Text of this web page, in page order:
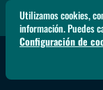
Utilizamos cookies,
información. Puedes
Configuración de